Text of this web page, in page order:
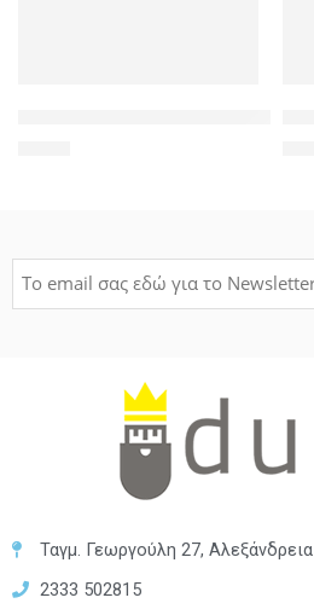
Ταγμ. Γεωργούλη 27, Αλεξάνδρεια
2333 502815